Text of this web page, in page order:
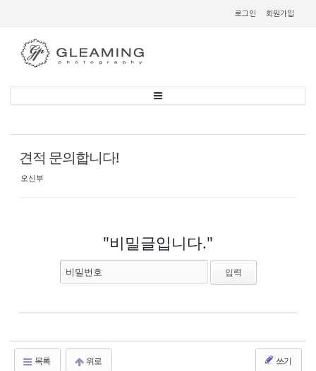
로그인 회원가입
견적 문의합니다!
오신부
"비밀글입니다."
비밀번호
목록 위로 쓰기
스케치북5
스케치북5